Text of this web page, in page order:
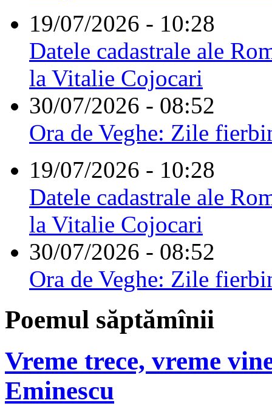
19/07/2026 - 10:28
Datele cadastrale ale
la Vitalie Cojocari
30/07/2026 - 08:52
Ora de Veghe: Zile
19/07/2026 - 10:28
Datele cadastrale ale
la Vitalie Cojocari
30/07/2026 - 08:52
Ora de Veghe: Zile
Poemul săptămînii
Vreme trece, vreme
Eminescu